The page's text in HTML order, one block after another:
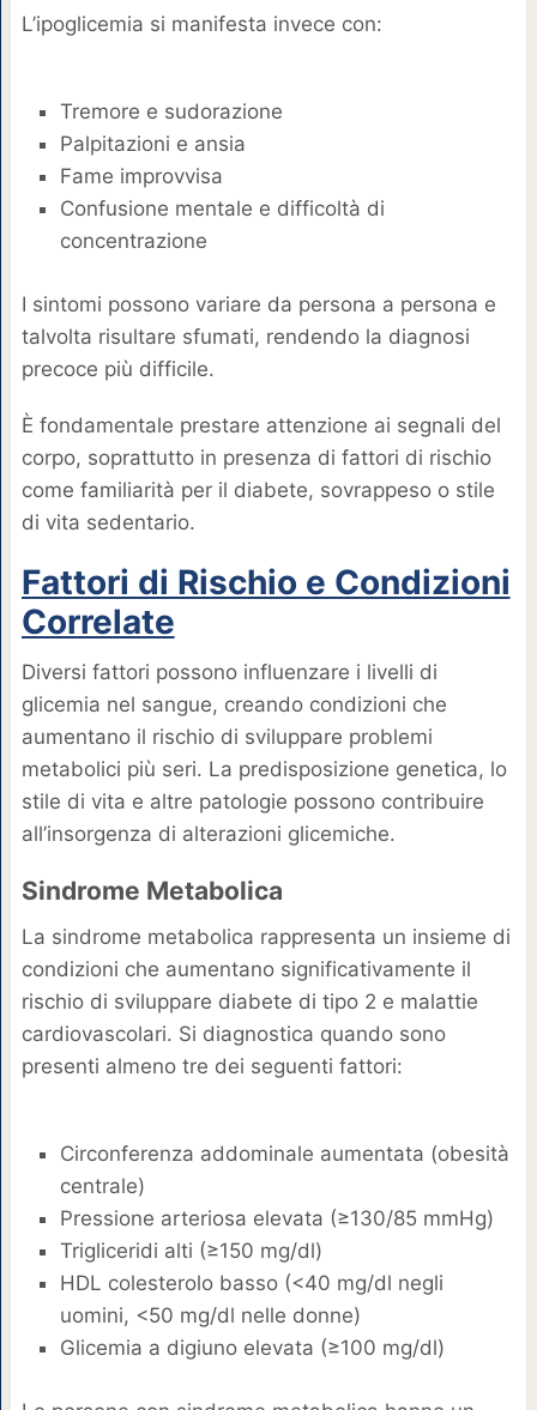
L’ipoglicemia si manifesta invece con:
Tremore e sudorazione
Palpitazioni e ansia
Fame improvvisa
Confusione mentale e difficoltà di
concentrazione
I sintomi possono variare da persona a persona e
talvolta risultare sfumati, rendendo la diagnosi
precoce più difficile.
È fondamentale prestare attenzione ai segnali del
corpo, soprattutto in presenza di fattori di rischio
come familiarità per il diabete, sovrappeso o stile
di vita sedentario.
Fattori di Rischio e Condizioni
Correlate
Diversi fattori possono influenzare i livelli di
glicemia nel sangue, creando condizioni che
aumentano il rischio di sviluppare problemi
metabolici più seri. La predisposizione genetica, lo
stile di vita e altre patologie possono contribuire
all’insorgenza di alterazioni glicemiche.
Sindrome Metabolica
La sindrome metabolica rappresenta un insieme di
condizioni che aumentano significativamente il
rischio di sviluppare diabete di tipo 2 e malattie
cardiovascolari. Si diagnostica quando sono
presenti almeno tre dei seguenti fattori:
Circonferenza addominale aumentata (obesità
centrale)
Pressione arteriosa elevata (≥130/85 mmHg)
Trigliceridi alti (≥150 mg/dl)
HDL colesterolo basso (<40 mg/dl negli
uomini, <50 mg/dl nelle donne)
Glicemia a digiuno elevata (≥100 mg/dl)